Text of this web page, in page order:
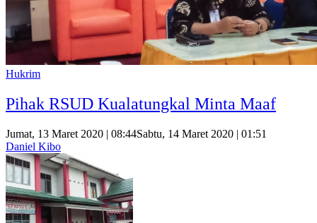
Hukrim
Pihak RSUD Kualatungkal Minta Maaf
Jumat, 13 Maret 2020 | 08:44Sabtu, 14 Maret 2020 | 01:51
Daniel Kibo